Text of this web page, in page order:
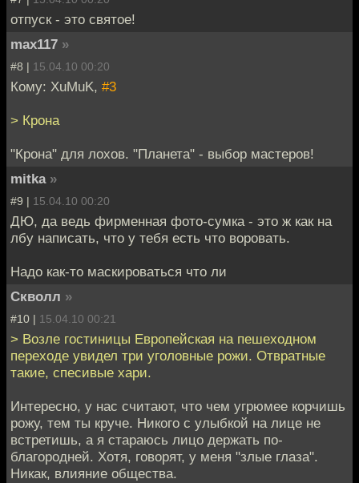
отпуск - это святое!
max117 »
#8 | 15.04.10 00:20
Кому: XuMuK, #3
> Крона
"Крона" для лохов. "Планета" - выбор мастеров!
mitka »
#9 | 15.04.10 00:20
ДЮ, да ведь фирменная фото-сумка - это ж как на
лбу написать, что у тебя есть что воровать.
Надо как-то маскироваться что ли
Скволл »
#10 | 15.04.10 00:21
> Возле гостиницы Европейская на пешеходном
переходе увидел три уголовные рожи. Отвратные
такие, спесивые хари.
Интересно, у нас считают, что чем угрюмее корчишь
рожу, тем ты круче. Никого с улыбкой на лице не
встретишь, а я стараюсь лицо держать по-
благородней. Хотя, говорят, у меня "злые глаза".
Никак, влияние общества.